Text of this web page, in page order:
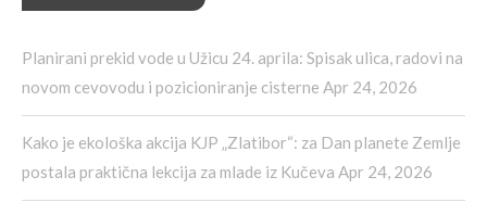
Planirani prekid vode u Užicu 24. aprila: Spisak ulica, radovi na
novom cevovodu i pozicioniranje cisterne Apr 24, 2026
Kako je ekološka akcija KJP „Zlatibor“: za Dan planete Zemlje
postala praktična lekcija za mlade iz Kučeva Apr 24, 2026